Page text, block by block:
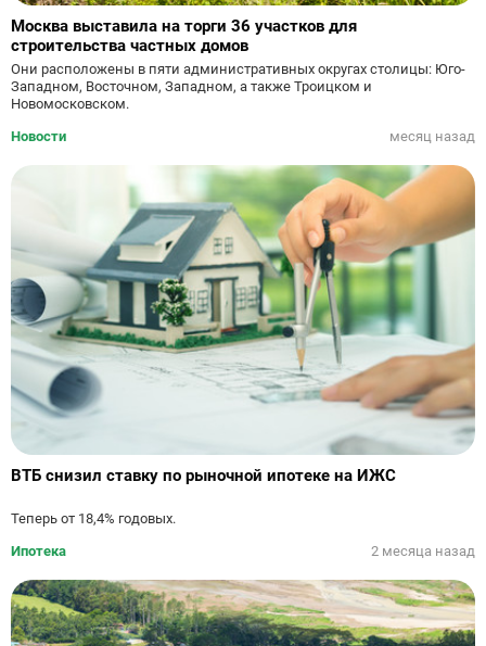
Москва выставила на торги 36 участков для
строительства частных домов
Они расположены в пяти административных округах столицы: Юго-
Западном, Восточном, Западном, а также Троицком и
Новомосковском.
Новости
месяц назад
ВТБ снизил ставку по рыночной ипотеке на ИЖС
Теперь от 18,4% годовых.
Ипотека
2 месяца назад